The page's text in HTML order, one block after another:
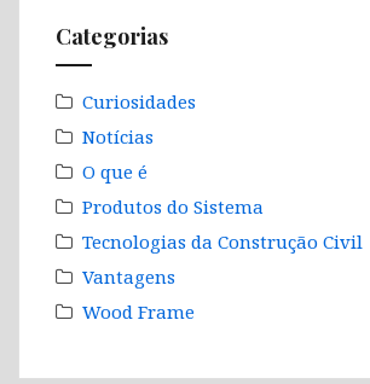
Categorias
Curiosidades
Notícias
O que é
Produtos do Sistema
Tecnologias da Construção Civil
Vantagens
Wood Frame